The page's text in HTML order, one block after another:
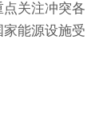
关注冲突各
能源设施受